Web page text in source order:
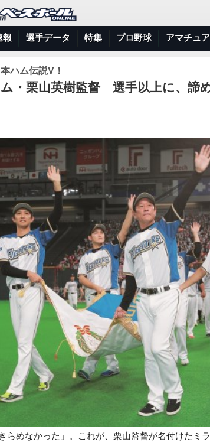
報 選手データ 特集 プロ野球 アマチュア
ハム伝説V！
ム・栗山英樹監督 選手以上に、諦
きらめなかった」。これが、栗山監督が名付けたミ